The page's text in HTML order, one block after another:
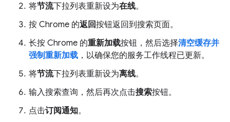
将节流下拉列表重新设为在线。
按 Chrome 的返回按钮返回到搜索页面。
长按 Chrome 的重新加载按钮，然后选择清空缓存并
强制重新加载 ，以确保您的服务工作线程已更新。
将节流下拉列表重新设为离线。
输入搜索查询，然后再次点击搜索按钮。
点击订阅通知。